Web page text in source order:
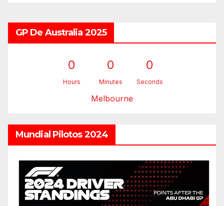
GP De Australia 2025
0
Hours
0
Minutes
0
Seconds
Melbourne
Mundial Pilotos 2024